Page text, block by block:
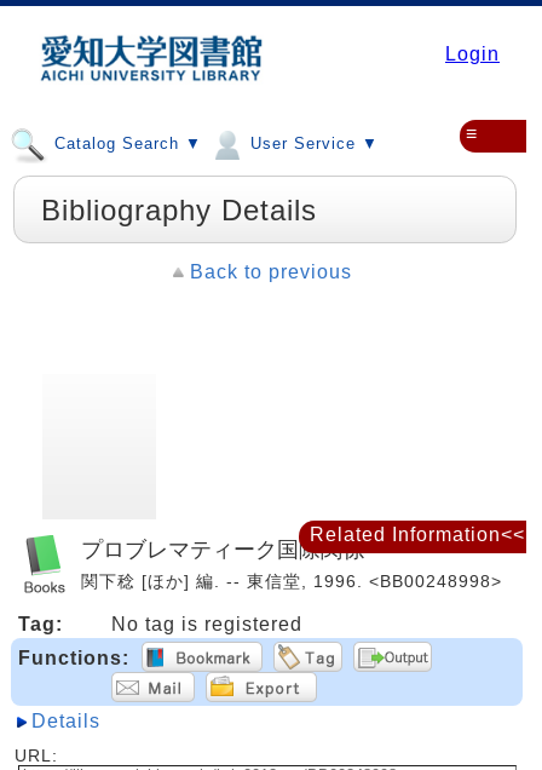
Login
Catalog Search ▼ User Service ▼ ≡
Bibliography Details
Back to previous
プロブレマティーク国際関係
関下稔 [ほか] 編. -- 東信堂, 1996. <BB00248998>
Tag:
No tag is registered
Functions:
Details
URL:
Related Information<<